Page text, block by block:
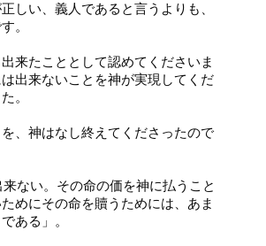
しい、義人であると言うよりも、
。
来たこととして認めてくださいま
出来ないことを神が実現してくだ
。
、神はなし終えてくださったので
ない。その命の価を神に払うこと
めにその命を贖うためには、あま
ある」。